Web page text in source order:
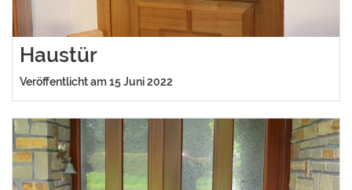
Haustür
Veröffentlicht am 15 Juni 2022